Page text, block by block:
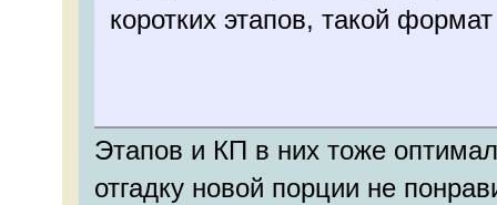
коротких этапов, такой
Этапов и КП в них тоже
отгадку новой порции не